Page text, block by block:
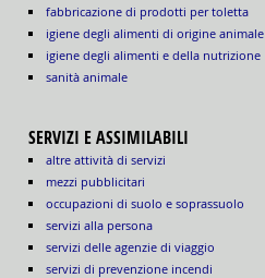
fabbricazione di prodotti per toletta
igiene degli alimenti di origine animale
igiene degli alimenti e della nutrizione
sanità animale
SERVIZI E ASSIMILABILI
altre attività di servizi
mezzi pubblicitari
occupazioni di suolo e soprassuolo
servizi alla persona
servizi delle agenzie di viaggio
servizi di prevenzione incendi